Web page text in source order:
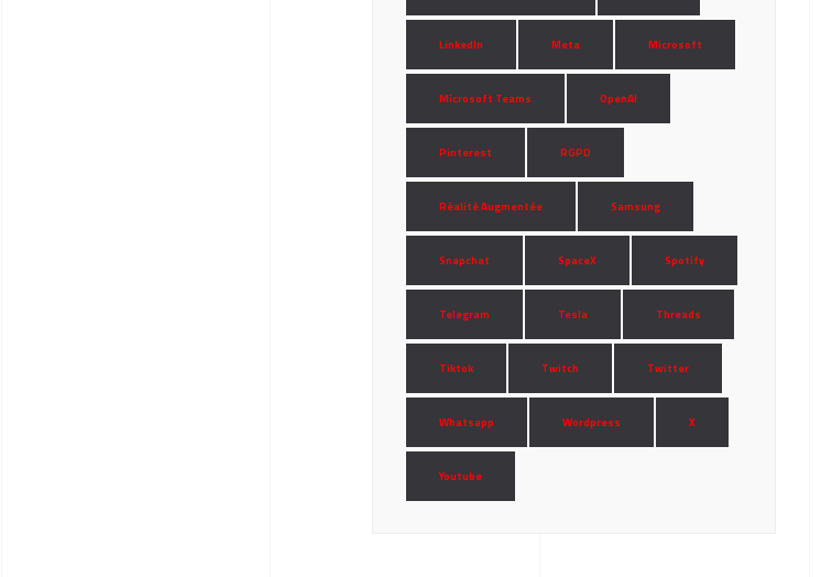
LinkedIn Meta Microsoft
Microsoft Teams OpenAI
Pinterest RGPD
Réalité Augmentée Samsung
Snapchat SpaceX Spotify
Telegram Tesla Threads
Tiktok Twitch Twitter
Whatsapp Wordpress X
Youtube